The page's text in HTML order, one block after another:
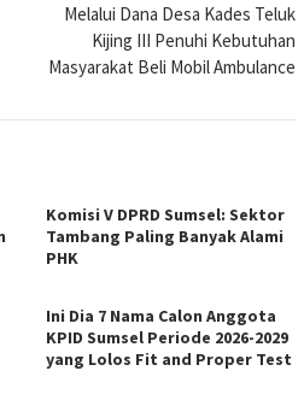
Melalui Dana Desa Kades Teluk
Kijing III Penuhi Kebutuhan
Masyarakat Beli Mobil Ambulance
Komisi V DPRD Sumsel: Sektor
Tambang Paling Banyak Alami
PHK
Ini Dia 7 Nama Calon Anggota
KPID Sumsel Periode 2026-2029
yang Lolos Fit and Proper Test